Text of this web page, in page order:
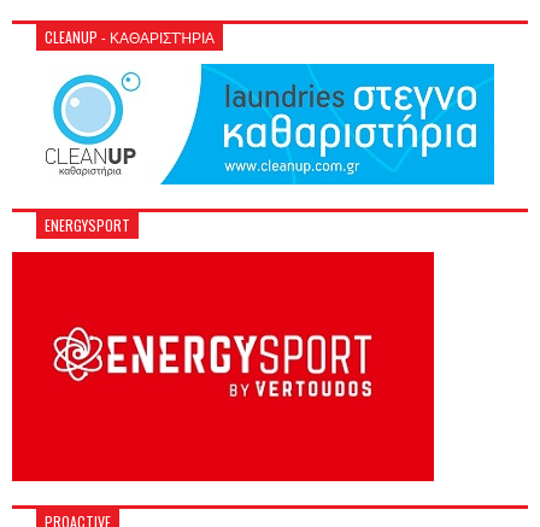
CLEANUP - ΚΑΘΑΡΙΣΤΉΡΙΑ
ENERGYSPORT
PROACTIVE